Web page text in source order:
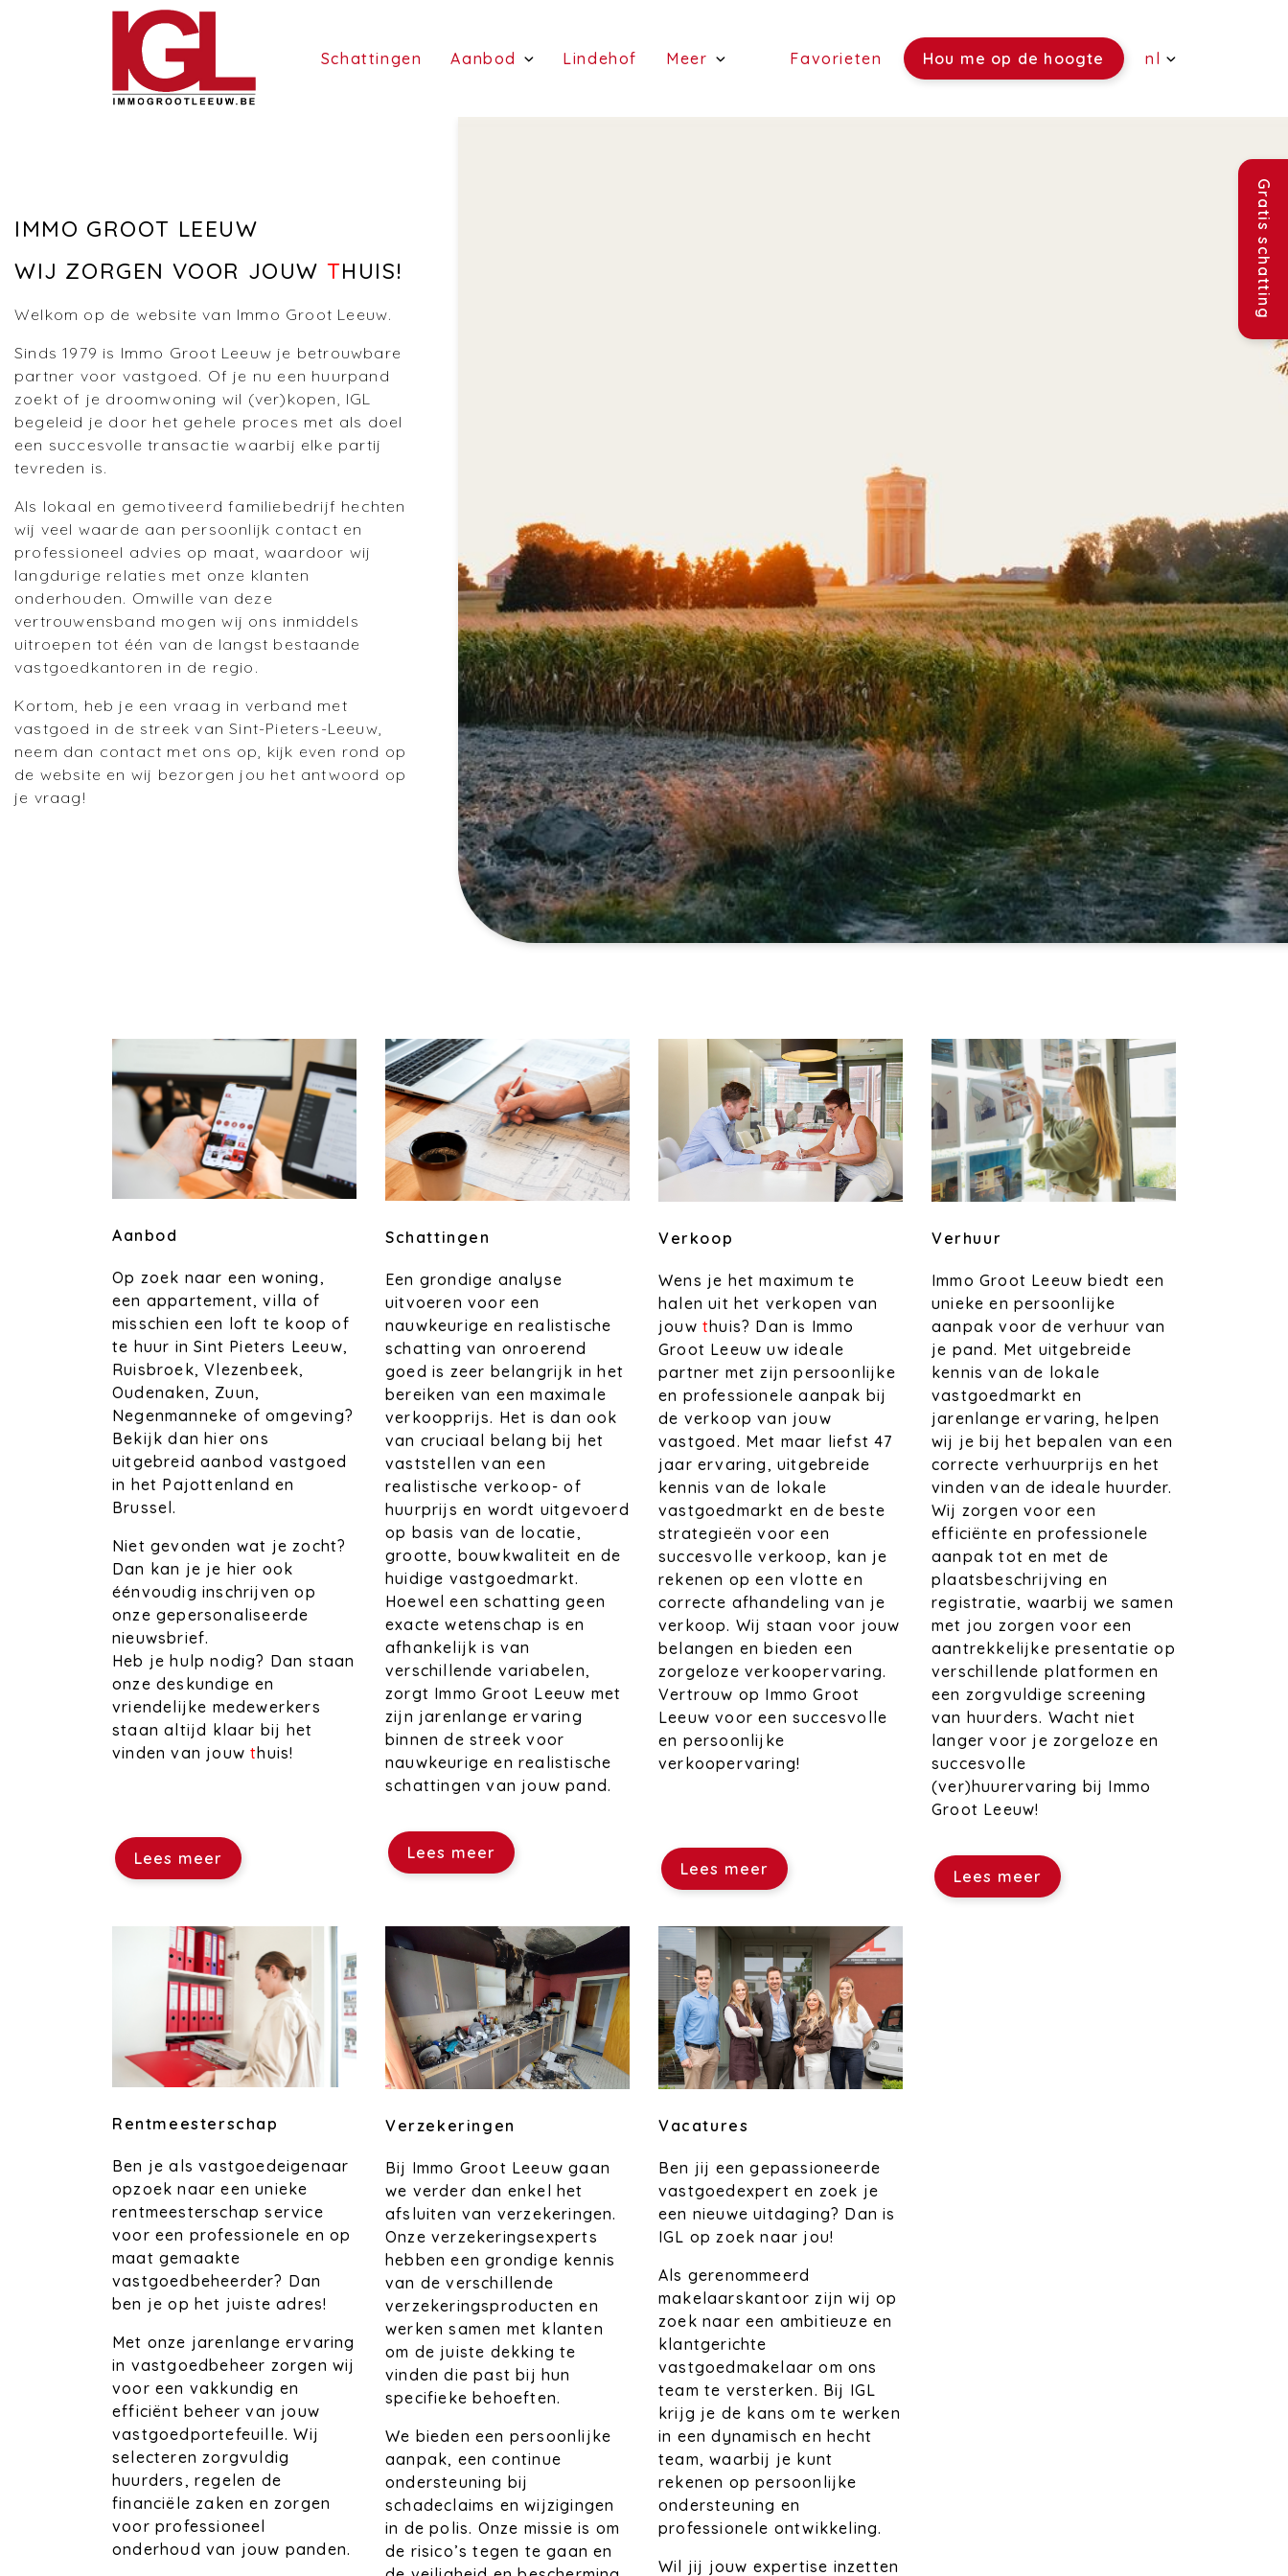
Schattingen (Schattingen)
Aanbod (Aanbod)Lindehof (Lindehof)
Meer Favorieten Hou me op de hoogte nl
IMMO GROOT LEEUW
WIJ ZORGEN VOOR JOUW THUIS!
Welkom op de website van Immo Groot Leeuw.
Sinds 1979 is Immo Groot Leeuw je betrouwbare
partner voor vastgoed. Of je nu een huurpand
zoekt of je droomwoning wil (ver)kopen, IGL
begeleid je door het gehele proces met als doel
een succesvolle transactie waarbij elke partij
tevreden is.
Als lokaal en gemotiveerd familiebedrijf hechten
wij veel waarde aan persoonlijk contact en
professioneel advies op maat, waardoor wij
langdurige relaties met onze klanten
onderhouden. Omwille van deze
vertrouwensband mogen wij ons inmiddels
uitroepen tot één van de langst bestaande
vastgoedkantoren in de regio.
Kortom, heb je een vraag in verband met
vastgoed in de streek van Sint-Pieters-Leeuw,
neem dan contact met ons op, kijk even rond op
de website en wij bezorgen jou het antwoord op
je vraag!
Aanbod
Op zoek naar een woning,
een appartement, villa of
misschien een loft te koop of
te huur in Sint Pieters Leeuw,
Ruisbroek, Vlezenbeek,
Oudenaken, Zuun,
Negenmanneke of omgeving?
Bekijk dan hier ons
uitgebreid aanbod vastgoed
in het Pajottenland en
Brussel.
Niet gevonden wat je zocht?
Dan kan je je hier ook
éénvoudig inschrijven op
onze gepersonaliseerde
nieuwsbrief.
Heb je hulp nodig? Dan staan
onze deskundige en
vriendelijke medewerkers
staan altijd klaar bij het
vinden van jouwthuis!
Lees meer
Schattingen
Een grondige analyse
uitvoeren voor een
nauwkeurige en realistische
schatting van onroerend
goed is zeer belangrijk in het
bereiken van een maximale
verkoopprijs. Het is dan ook
van cruciaal belang bij het
vaststellen van een
realistische verkoop- of
huurprijs en wordt uitgevoerd
op basis van de locatie,
grootte, bouwkwaliteit en de
huidige vastgoedmarkt.
Hoewel een schatting geen
exacte wetenschap is en
afhankelijk is van
verschillende variabelen,
zorgt Immo Groot Leeuw met
zijn jarenlange ervaring
binnen de streek voor
nauwkeurige en realistische
schattingen van jouw pand.
Lees meer
Verkoop
Wens je het maximum te
halen uit het verkopen van
jouw thuis? Dan is Immo
Groot Leeuw uw ideale
partner met zijn persoonlijke
en professionele aanpak bij
de verkoop van jouw
vastgoed. Met maar liefst 47
jaar ervaring, uitgebreide
kennis van de lokale
vastgoedmarkt en de beste
strategieën voor een
succesvolle verkoop, kan je
rekenen op een vlotte en
correcte afhandeling van je
verkoop. Wij staan voor jouw
belangen en bieden een
zorgeloze verkoopervaring.
Vertrouw op Immo Groot
Leeuw voor een succesvolle
en persoonlijke
verkoopervaring!
Lees meer
Verhuur
Immo Groot Leeuw biedt een
unieke en persoonlijke
aanpak voor de verhuur van
je pand. Met uitgebreide
kennis van de lokale
vastgoedmarkt en
jarenlange ervaring, helpen
wij je bij het bepalen van een
correcte verhuurprijs en het
vinden van de ideale huurder.
Wij zorgen voor een
efficiënte en professionele
aanpak tot en met de
plaatsbeschrijving en
registratie, waarbij we samen
met jou zorgen voor een
aantrekkelijke presentatie op
verschillende platformen en
een zorgvuldige screening
van huurders. Wacht niet
langer voor je zorgeloze en
succesvolle
(ver)huurervaring bij Immo
Groot Leeuw!
Lees meer
Rentmeesterschap
Ben je als vastgoedeigenaar
opzoek naar een unieke
rentmeesterschap service
voor een professionele en op
maat gemaakte
vastgoedbeheerder? Dan
ben je op het juiste adres!
Met onze jarenlange ervaring
in vastgoedbeheer zorgen wij
voor een vakkundig en
efficiënt beheer van jouw
vastgoedportefeuille. Wij
selecteren zorgvuldig
huurders, regelen de
financiële zaken en zorgen
voor professioneel
onderhoud van jouw panden.
Verzekeringen
Bij Immo Groot Leeuw gaan
we verder dan enkel het
afsluiten van verzekeringen.
Onze verzekeringsexperts
hebben een grondige kennis
van de verschillende
verzekeringsproducten en
werken samen met klanten
om de juiste dekking te
vinden die past bij hun
specifieke behoeften.
We bieden een persoonlijke
aanpak, een continue
ondersteuning bij
schadeclaims en wijzigingen
in de polis. Onze missie is om
de risico’s tegen te gaan en
Vacatures
Ben jij een gepassioneerde
vastgoedexpert en zoek je
een nieuwe uitdaging? Dan is
IGL op zoek naar jou!
Als gerenommeerd
makelaarskantoor zijn wij op
zoek naar een ambitieuze en
klantgerichte
vastgoedmakelaar om ons
team te versterken. Bij IGL
krijg je de kans om te werken
in een dynamisch en hecht
team, waarbij je kunt
rekenen op persoonlijke
ondersteuning en
professionele ontwikkeling.
Wil jij jouw expertise inzetten
Gratis schatting